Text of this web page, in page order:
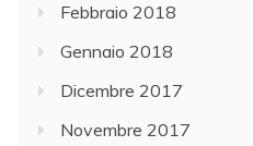
Febbraio 2018
Gennaio 2018
Dicembre 2017
Novembre 2017